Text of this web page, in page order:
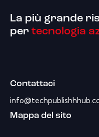
La più grande
per tecnologia
Contattaci
Mappa del sito